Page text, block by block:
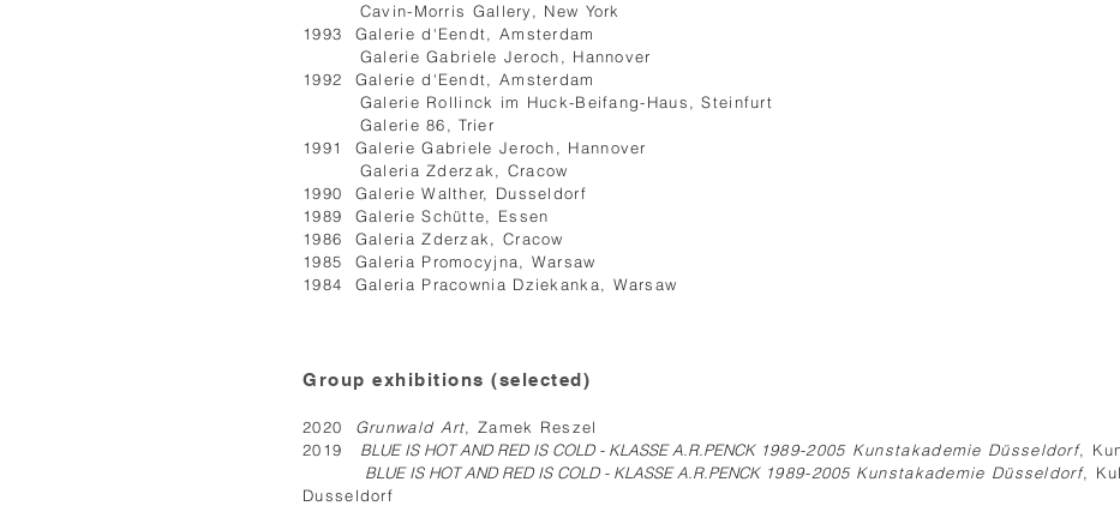
Cavin-Morris Gallery, New York
1993 Galerie d‘Eendt, Amsterdam
Galerie Gabriele Jeroch, Hannover
1992 Galerie d‘Eendt, Amsterdam
Galerie Rollinck im Huck-Beifang-Haus, Steinfurt
Galerie 86, Trier
1991 Galerie Gabriele Jeroch, Hannover
Galeria Zderzak, Cracow
1990 Galerie Walther, Dusseldorf
1989 Galerie Schütte, Essen
1986 Galeria Zderzak, Cracow
1985 Galeria Promocyjna, Warsaw
1984 Galeria Pracownia Dziekanka, Warsaw
Group exhibitions (selected)
2020 Grunwald Art , Zamek Reszel
2019
BLUE IS HOT AND RED IS COLD - KLASSE A.R.PENCK 1989-2005 Kunstakademie Düsseldorf,
BLUE IS HOT AND RED IS COLD - KLASSE A.R.PENCK 1989-2005 Kunstakademie Düsseldorf,
Dusseldorf